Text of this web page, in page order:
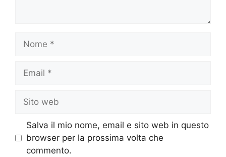
web
Salva il mio nome, email e sito web in questo
browser per la prossima volta che
commento.